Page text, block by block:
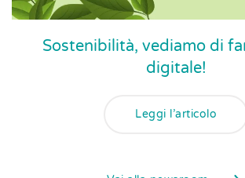
Sostenibilità, vediamo di
digitale!
Leggi l’articolo